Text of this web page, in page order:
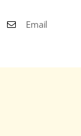
Email